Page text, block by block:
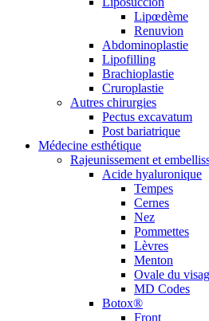
Lipœdème
Renuvion
Abdominoplastie
Lipofilling
Brachioplastie
Cruroplastie
Autres chirurgies
Pectus excavatum
Post bariatrique
Médecine esthétique
Rajeunissement et
Acide hyaluronique
Tempes
Cernes
Nez
Pommettes
Lèvres
Menton
Ovale du
MD Codes
Botox®
Front